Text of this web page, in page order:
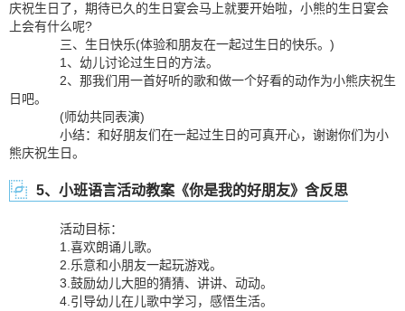
庆祝生日了，期待已久的生日宴会马上就要开始啦，小熊的生日宴会
上会有什么呢?
三、生日快乐(体验和朋友在一起过生日的快乐。)
1、幼儿讨论过生日的方法。
2、那我们用一首好听的歌和做一个好看的动作为小熊庆祝生
日吧。
(师幼共同表演)
小结：和好朋友们在一起过生日的可真开心，谢谢你们为小
熊庆祝生日。
5、小班语言活动教案《你是我的好朋友》含反思
活动目标：
1.喜欢朗诵儿歌。
2.乐意和小朋友一起玩游戏。
3.鼓励幼儿大胆的猜猜、讲讲、动动。
4.引导幼儿在儿歌中学习，感悟生活。